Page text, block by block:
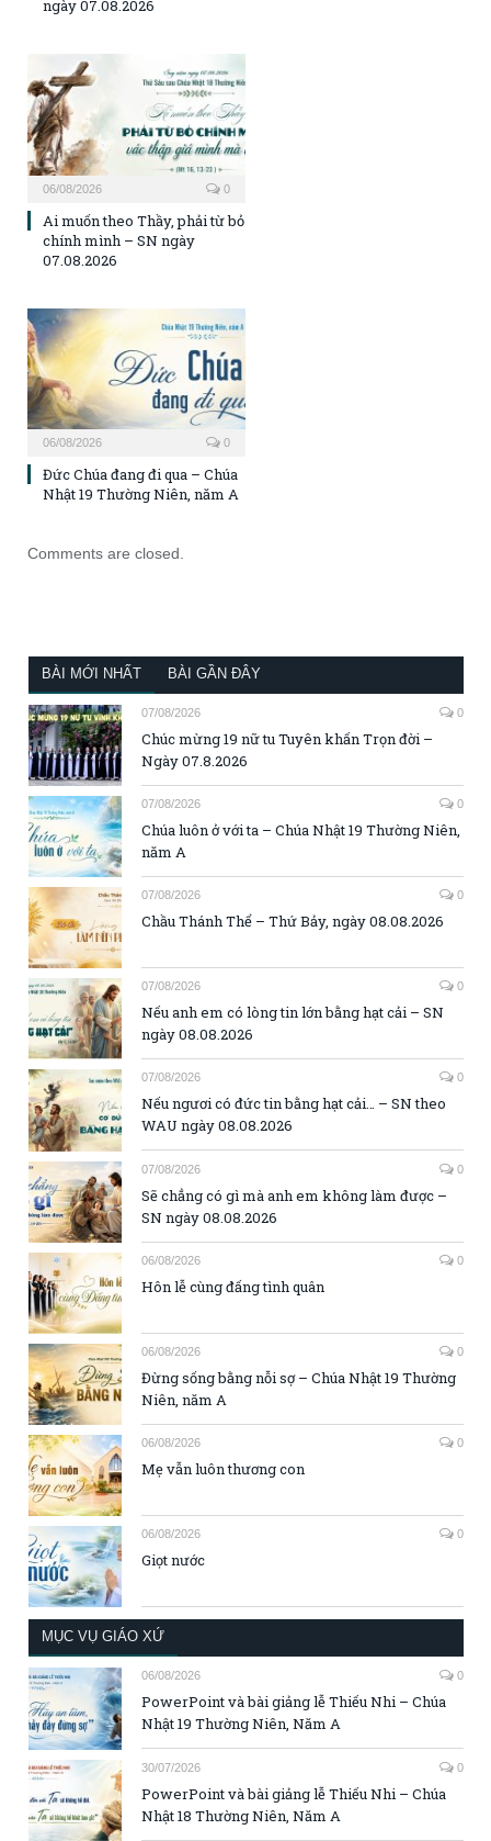
ngày 07.08.2026
06/08/2026 0
Ai muốn theo Thầy, phải từ bỏ
chính mình – SN ngày
07.08.2026
06/08/2026 0
Đức Chúa đang đi qua – Chúa
Nhật 19 Thường Niên, năm A
Comments are closed.
BÀI MỚI NHẤT BÀI GẦN ĐÂY
07/08/2026 0
Chúc mừng 19 nữ tu Tuyên khấn Trọn đời –
Ngày 07.8.2026
07/08/2026 0
Chúa luôn ở với ta – Chúa Nhật 19 Thường Niên,
năm A
07/08/2026 0
Chầu Thánh Thể – Thứ Bảy, ngày 08.08.2026
07/08/2026 0
Nếu anh em có lòng tin lớn bằng hạt cải – SN
ngày 08.08.2026
07/08/2026 0
Nếu ngươi có đức tin bằng hạt cải… – SN theo
WAU ngày 08.08.2026
07/08/2026 0
Sẽ chẳng có gì mà anh em không làm được –
SN ngày 08.08.2026
06/08/2026 0
Hôn lễ cùng đấng tình quân
06/08/2026 0
Đừng sống bằng nỗi sợ – Chúa Nhật 19 Thường
Niên, năm A
06/08/2026 0
Mẹ vẫn luôn thương con
06/08/2026 0
Giọt nước
MỤC VỤ GIÁO XỨ
06/08/2026 0
PowerPoint và bài giảng lễ Thiếu Nhi – Chúa
Nhật 19 Thường Niên, Năm A
30/07/2026 0
PowerPoint và bài giảng lễ Thiếu Nhi – Chúa
Nhật 18 Thường Niên, Năm A